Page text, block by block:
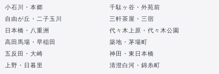
小石川・本郷
千駄ヶ谷・外苑前
自由が丘・二子玉川
三軒茶屋・三宿
日本橋・八重洲
代々木上原・代々木公園
高田馬場・早稲田
築地・茅場町
五反田・大崎
神田・東日本橋
上野・日暮里
清澄白河・錦糸町